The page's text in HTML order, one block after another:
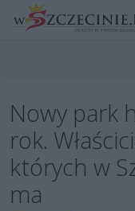
Nowy park
rok.
których w
ma